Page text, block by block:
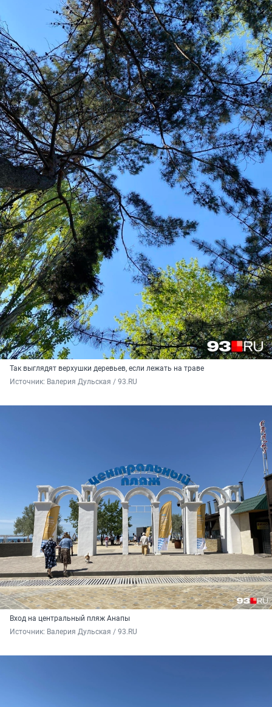
Так выглядят верхушки деревьев, если лежать на траве
Источник: Валерия Дульская / 93.RU
Вход на центральный пляж Анапы
Источник: Валерия Дульская / 93.RU